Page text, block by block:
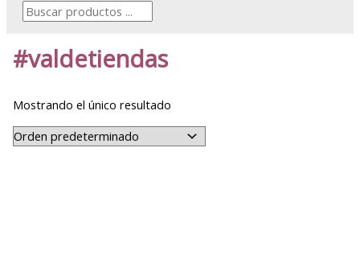
#valdetiendas
Mostrando el único resultado